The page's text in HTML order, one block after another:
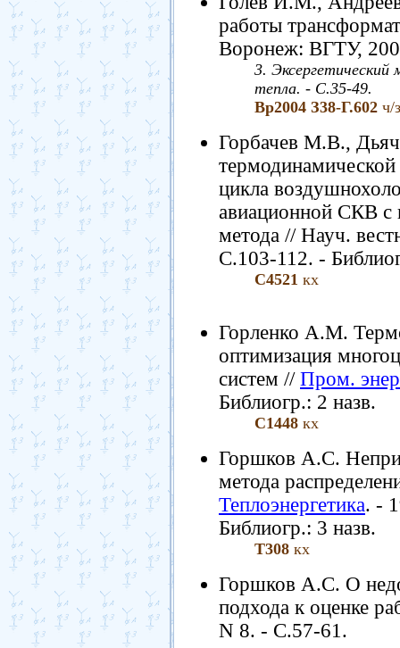
работы
Воронеж: ВГТУ,
3.
тепла. - С.35-49.
Вр2004 З38-Г.602 ч/
Горбачев М.В.,
цикла
авиационной СКВ с
метода // Науч.
С.103-112. -
С4521 кх
Горленко А.М.
оптимизация
систем // Пром.
Библиогр.: 2 назв.
С1448 кх
Горшков А.С.
метода
Теплоэнергетика. -
Библиогр.: 3 назв.
Т308 кх
Горшков А.С. О
подхода к оценке
N 8. - С.57-61.